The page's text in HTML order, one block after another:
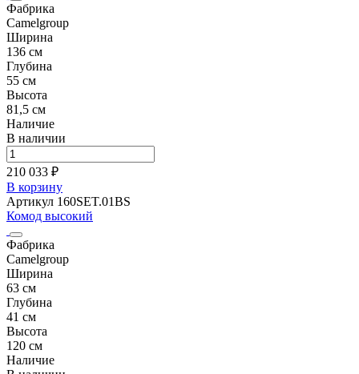
Фабрика
Camelgroup
Ширина
136 см
Глубина
55 см
Высота
81,5 см
Наличие
В наличии
210 033 ₽
В корзину
Артикул 160SET.01BS
Комод высокий
Фабрика
Camelgroup
Ширина
63 см
Глубина
41 см
Высота
120 см
Наличие